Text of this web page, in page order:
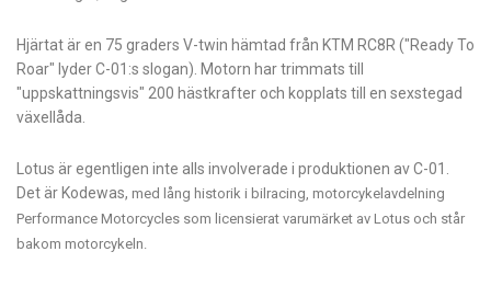
Hjärtat är en 75 graders V-twin hämtad från KTM RC8R ("Ready To
Roar" lyder C-01:s slogan). Motorn har trimmats till
"uppskattningsvis" 200 hästkrafter och kopplats till en sexstegad
växellåda.
Lotus är egentligen inte alls involverade i produktionen av C-01.
Det är Kodewas, med lång historik i bilracing, motorcykelavdelning
Performance Motorcycles som licensierat varumärket av Lotus och står
bakom motorcykeln.